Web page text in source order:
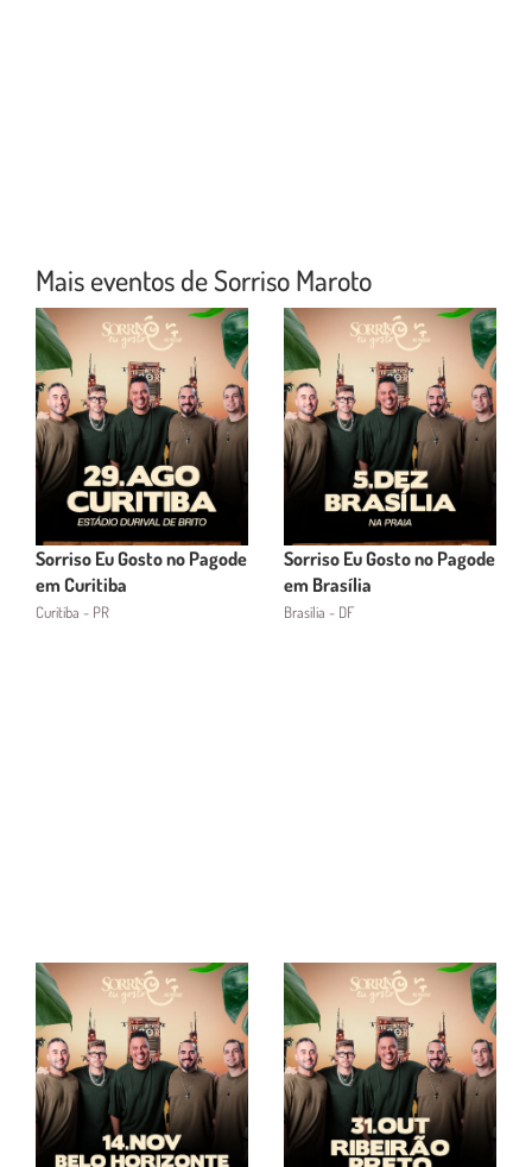
Mais eventos de Sorriso Maroto
Sorriso Eu Gosto no Pagode
em Curitiba
Curitiba - PR
Sorriso Eu Gosto no Pagode
em Brasília
Brasília - DF